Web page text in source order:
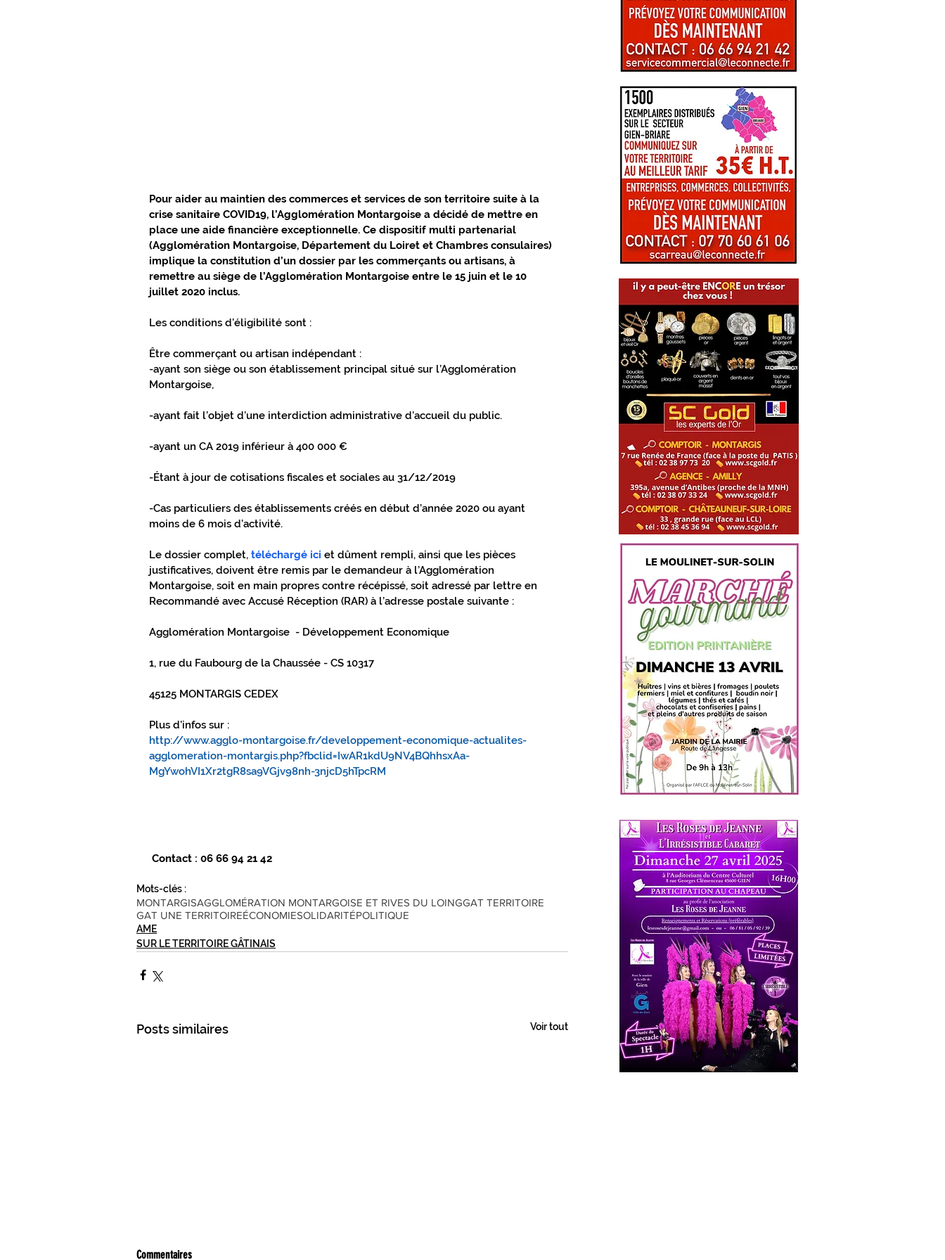
SPORTS GIENNOIS PRÈS DE CHEZ VOUS EN GIENNOIS ÉPIDÉMIE COVID-19
ÉLECTIONS MUNICIPALES NATURE ET TRANSITION CONNEXIONS NUMÉRIQUES
Pour aider au maintien des commerces et services de son territoire suite à la
crise sanitaire COVID19, l’Agglomération Montargoise a décidé de mettre en
place une aide financière exceptionnelle. Ce dispositif multi partenarial
(Agglomération Montargoise, Département du Loiret et Chambres consulaires)
implique la constitution d’un dossier par les commerçants ou artisans, à
remettre au siège de l’Agglomération Montargoise entre le 15 juin et le 10
juillet 2020 inclus.
Les conditions d’éligibilité sont :
Être commerçant ou artisan indépendant :
-ayant son siège ou son établissement principal situé sur l’Agglomération
Montargoise,
-ayant fait l’objet d’une interdiction administrative d’accueil du public.
-ayant un CA 2019 inférieur à 400 000 €
-Étant à jour de cotisations fiscales et sociales au 31/12/2019
-Cas particuliers des établissements créés en début d’année 2020 ou ayant
moins de 6 mois d’activité.
Le dossier complet, téléchargé ici et dûment rempli, ainsi que les pièces
justificatives, doivent être remis par le demandeur à l’Agglomération
Montargoise, soit en main propres contre récépissé, soit adressé par lettre en
Recommandé avec Accusé Réception (RAR) à l’adresse postale suivante :
Agglomération Montargoise  - Développement Economique
1, rue du Faubourg de la Chaussée - CS 10317
45125 MONTARGIS CEDEX
Plus d'infos sur :
http://www.agglo-montargoise.fr/developpement-economique-actualites-
agglomeration-montargis.php?fbclid=IwAR1kdU9NV4BQhhsxAa-
MgYwohVI1Xr2tgR8sa9VGjv98nh-3njcD5hTpcRM
Contact : 06 66 94 21 42
Mots-clés :
MONTARGISAGGLOMÉRATION MONTARGOISE ET RIVES DU LOINGGAT TERRITOIRE
GAT UNE TERRITOIREÉCONOMIESOLIDARITÉPOLITIQUE
AME
SUR LE TERRITOIRE GÂTINAIS
Posts similaires Voir tout
Commentaires